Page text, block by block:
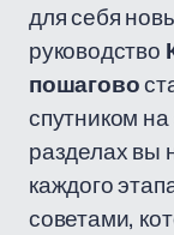
для себя
руководство
пошагово
спутником
разделах вы
каждого
советами,